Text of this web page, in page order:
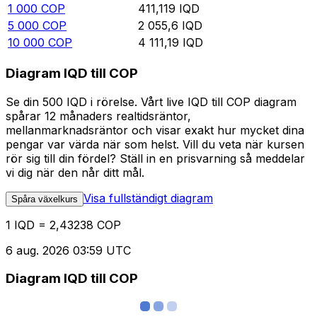
1 000 COP 411,119 IQD
5 000 COP 2 055,6 IQD
10 000 COP 4 111,19 IQD
Diagram IQD till COP
Se din 500 IQD i rörelse. Vårt live IQD till COP diagram
spårar 12 månaders realtidsräntor,
mellanmarknadsräntor och visar exakt hur mycket dina
pengar var värda när som helst. Vill du veta när kursen
rör sig till din fördel? Ställ in en prisvarning så meddelar
vi dig när den når ditt mål.
Spåra växelkurs Visa fullständigt diagram
1 IQD = 2,43238 COP
6 aug. 2026 03:59 UTC
Diagram IQD till COP